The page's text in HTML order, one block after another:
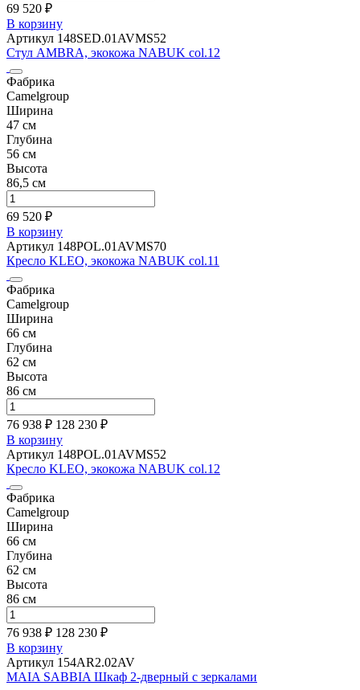
69 520 ₽
В корзину
Артикул 148SED.01AVMS52
Стул AMBRA, экокожа NABUK col.12
Фабрика
Camelgroup
Ширина
47 см
Глубина
56 см
Высота
86,5 см
69 520 ₽
В корзину
Артикул 148POL.01AVMS70
Кресло KLEO, экокожа NABUK col.11
Фабрика
Camelgroup
Ширина
66 см
Глубина
62 см
Высота
86 см
76 938 ₽ 128 230 ₽
В корзину
Артикул 148POL.01AVMS52
Кресло KLEO, экокожа NABUK col.12
Фабрика
Camelgroup
Ширина
66 см
Глубина
62 см
Высота
86 см
76 938 ₽ 128 230 ₽
В корзину
Артикул 154AR2.02AV
MAIA SABBIA Шкаф 2-дверный с зеркалами